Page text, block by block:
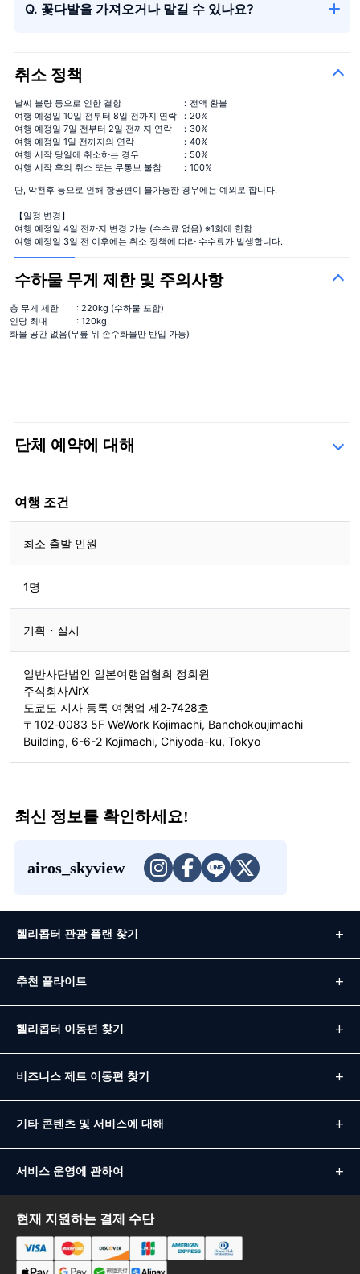
Q. 꽃다발을 가져오거나 맡길 수 있나요?
취소 정책
날씨 불량 등으로 인한 결항
：전액 환불
여행 예정일 10일 전부터 8일 전까지 연락
：20%
여행 예정일 7일 전부터 2일 전까지 연락
：30%
여행 예정일 1일 전까지의 연락
：40%
여행 시작 당일에 취소하는 경우
：50%
여행 시작 후의 취소 또는 무통보 불참
：100%
단, 악천후 등으로 인해 항공편이 불가능한 경우에는 예외로 합니다.
【일정 변경】
여행 예정일 4일 전까지 변경 가능 (수수료 없음) ※1회에 한함
여행 예정일 3일 전 이후에는 취소 정책에 따라 수수료가 발생합니다.
수하물 무게 제한 및 주의사항
총 무게 제한
: 220kg (수하물 포함)
인당 최대
: 120kg
화물 공간 없음(무릎 위 손수화물만 반입 가능)
단체 예약에 대해
여행 조건
최소 출발 인원
1명
기획・실시
일반사단법인 일본여행업협회 정회원
주식회사AirX
도쿄도 지사 등록 여행업 제2-7428호
〒102-0083 5F WeWork Kojimachi, Banchokoujimachi
Building, 6-6-2 Kojimachi, Chiyoda-ku, Tokyo
최신 정보를 확인하세요!
airos_skyview
헬리콥터 관광 플랜 찾기
추천 플라이트
헬리콥터 이동편 찾기
비즈니스 제트 이동편 찾기
기타 콘텐츠 및 서비스에 대해
서비스 운영에 관하여
현재 지원하는 결제 수단